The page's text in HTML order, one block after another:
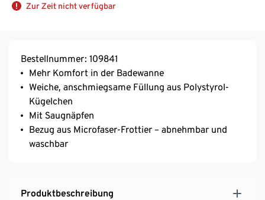
Zur Zeit nicht verfügbar
Bestellnummer: 109841
Mehr Komfort in der Badewanne
Weiche, anschmiegsame Füllung aus Polystyrol-
Kügelchen
Mit Saugnäpfen
Bezug aus Microfaser-Frottier – abnehmbar und
waschbar
Produktbeschreibung